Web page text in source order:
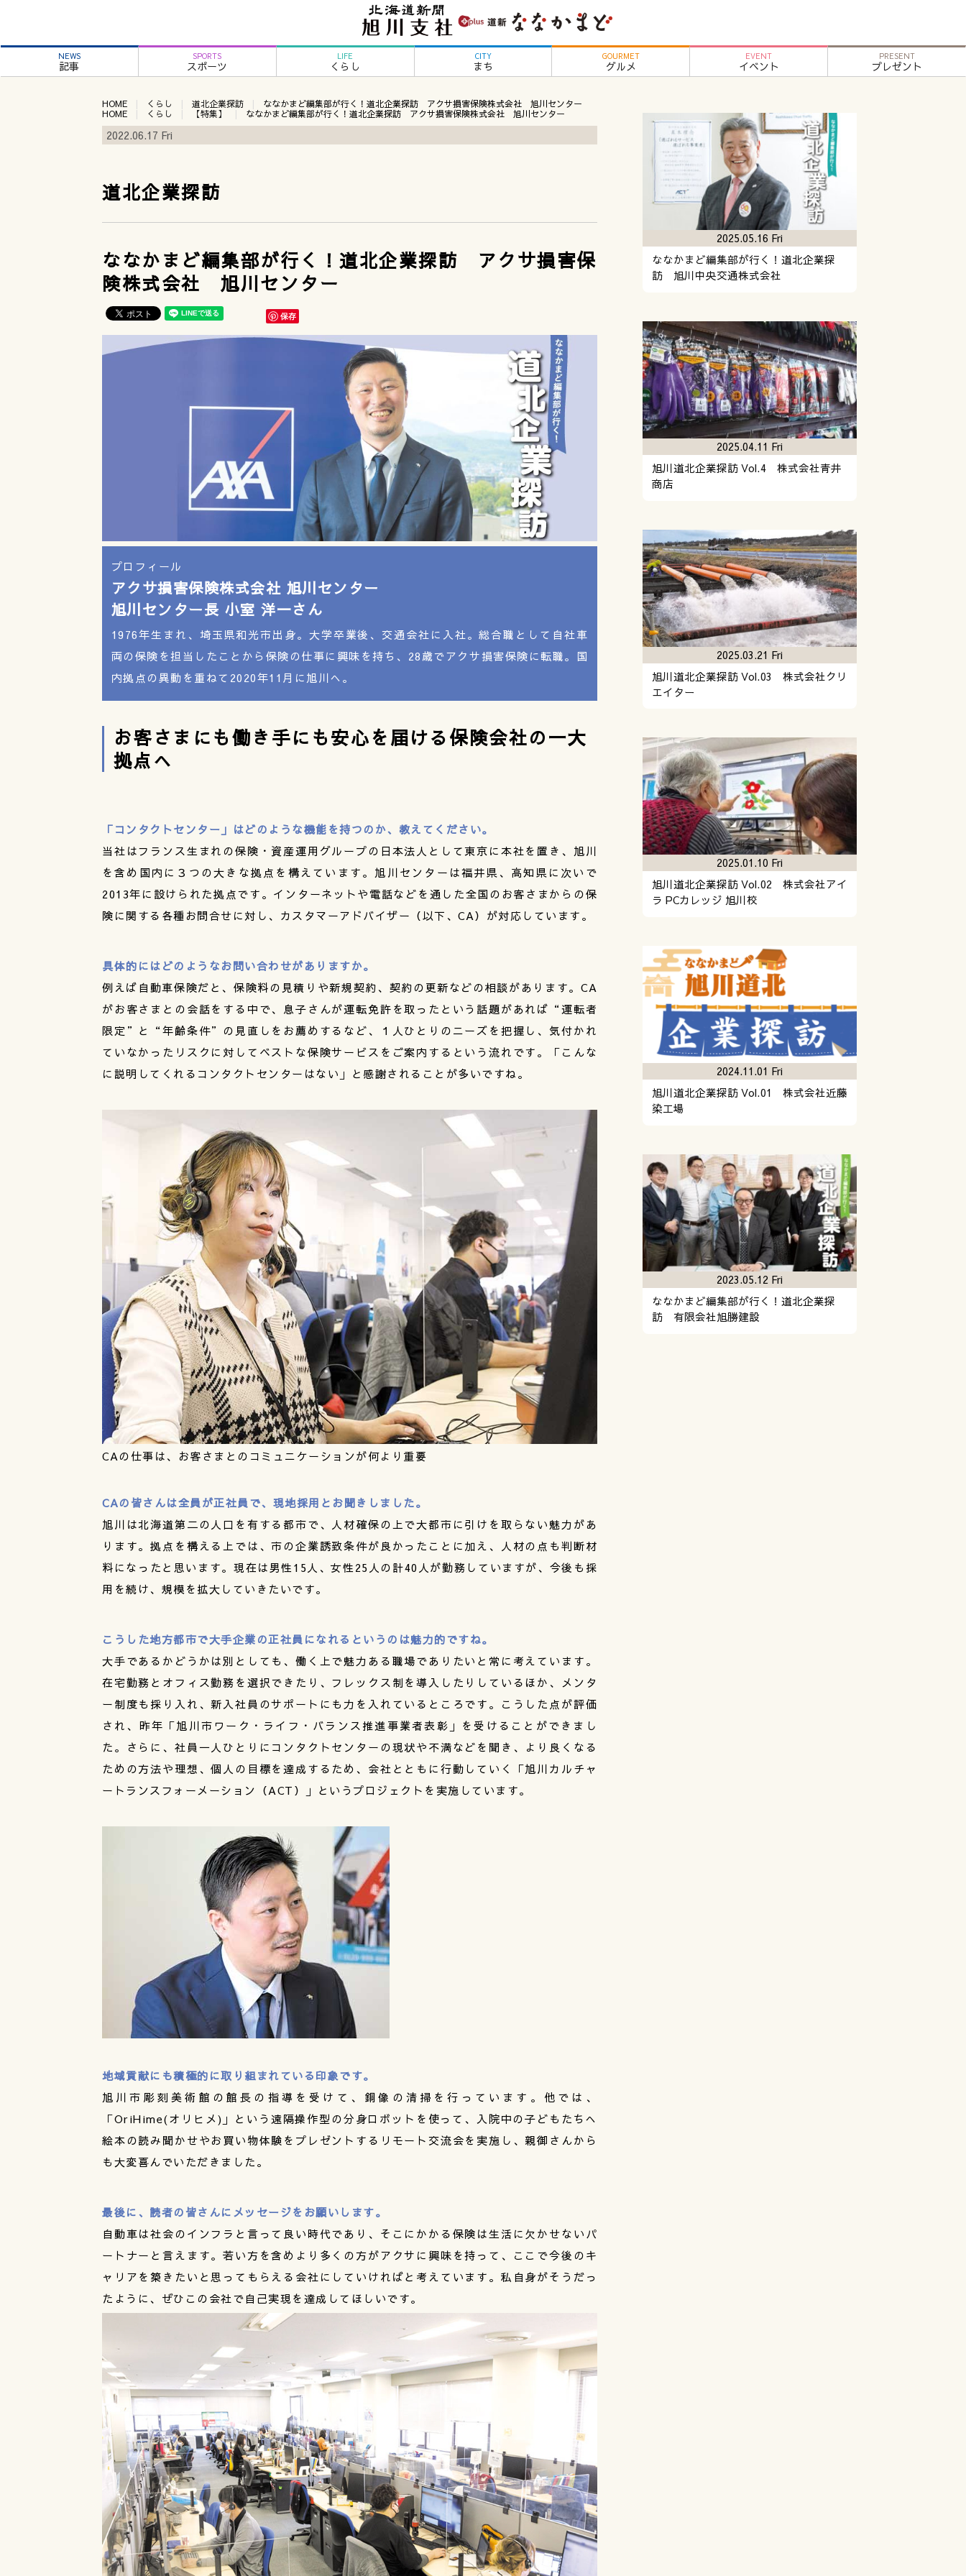
NEWS
記事
SPORTS
スポーツ
LIFE
くらし
CITY
まち
GOURMET
グルメ
EVENT
イベント
PRESENT
プレゼント
HOME くらし 道北企業探訪
ななかまど編集部が行く！道北企業探訪 アクサ損害保険株式会社 旭川センター
HOME
くらし 【特集】 ななかまど編集部が行く！道北企業探訪 アクサ損害保険株式会社 旭川センター
2022.06.17 Fri
道北企業探訪
ななかまど編集部が行く！道北企業探訪 アクサ損害保
険株式会社 旭川センター
保存
プロフィール
アクサ損害保険株式会社 旭川センター
旭川センター長 小室 洋一さん
1976年生まれ、埼玉県和光市出身。大学卒業後、交通会社に入社。総合職として自社車
両の保険を担当したことから保険の仕事に興味を持ち、28歳でアクサ損害保険に転職。国
内拠点の異動を重ねて2020年11月に旭川へ。
お客さまにも働き手にも安心を届ける保険会社の一大
拠点へ
「コンタクトセンター」はどのような機能を持つのか、教えてください。
当社はフランス生まれの保険・資産運用グループの日本法人として東京に本社を置き、旭川
を含め国内に３つの大きな拠点を構えています。旭川センターは福井県、高知県に次いで
2013年に設けられた拠点です。インターネットや電話などを通した全国のお客さまからの保
険に関する各種お問合せに対し、カスタマーアドバイザー（以下、CA）が対応しています。
具体的にはどのようなお問い合わせがありますか。
例えば自動車保険だと、保険料の見積りや新規契約、契約の更新などの相談があります。CA
がお客さまとの会話をする中で、息子さんが運転免許を取ったという話題があれば“運転者
限定”と“年齢条件”の見直しをお薦めするなど、１人ひとりのニーズを把握し、気付かれ
ていなかったリスクに対してベストな保険サービスをご案内するという流れです。「こんな
に説明してくれるコンタクトセンターはない」と感謝されることが多いですね。
CAの仕事は、お客さまとのコミュニケーションが何より重要
CAの皆さんは全員が正社員で、現地採用とお聞きしました。
旭川は北海道第二の人口を有する都市で、人材確保の上で大都市に引けを取らない魅力があ
ります。拠点を構える上では、市の企業誘致条件が良かったことに加え、人材の点も判断材
料になったと思います。現在は男性15人、女性25人の計40人が勤務していますが、今後も採
用を続け、規模を拡大していきたいです。
こうした地方都市で大手企業の正社員になれるというのは魅力的ですね。
大手であるかどうかは別としても、働く上で魅力ある職場でありたいと常に考えています。
在宅勤務とオフィス勤務を選択できたり、フレックス制を導入したりしているほか、メンタ
ー制度も採り入れ、新入社員のサポートにも力を入れているところです。こうした点が評価
され、昨年「旭川市ワーク・ライフ・バランス推進事業者表彰」を受けることができまし
た。さらに、社員一人ひとりにコンタクトセンターの現状や不満などを聞き、より良くなる
ための方法や理想、個人の目標を達成するため、会社とともに行動していく「旭川カルチャ
ートランスフォーメーション（ACT）」というプロジェクトを実施しています。
地域貢献にも積極的に取り組まれている印象です。
旭川市彫刻美術館の館長の指導を受けて、銅像の清掃を行っています。他では、
「OriHime(オリヒメ)」という遠隔操作型の分身ロボットを使って、入院中の子どもたちへ
絵本の読み聞かせやお買い物体験をプレゼントするリモート交流会を実施し、親御さんから
も大変喜んでいただきました。
最後に、読者の皆さんにメッセージをお願いします。
自動車は社会のインフラと言って良い時代であり、そこにかかる保険は生活に欠かせないパ
ートナーと言えます。若い方を含めより多くの方がアクサに興味を持って、ここで今後のキ
ャリアを築きたいと思ってもらえる会社にしていければと考えています。私自身がそうだっ
たように、ぜひこの会社で自己実現を達成してほしいです。
ななかまど編集部が行く！道北企業探
訪 旭川中央交通株式会社
2025.05.16 Fri
旭川道北企業探訪 Vol.4 株式会社青井
商店
2025.04.11 Fri
旭川道北企業探訪 Vol.03 株式会社クリ
エイター
2025.03.21 Fri
旭川道北企業探訪 Vol.02 株式会社アイ
ラ PCカレッジ 旭川校
2025.01.10 Fri
旭川道北企業探訪 Vol.01 株式会社近藤
染工場
2024.11.01 Fri
ななかまど編集部が行く！道北企業探
訪 有限会社旭勝建設
2023.05.12 Fri